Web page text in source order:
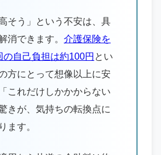
そう」という不安は、具
消できます。 介護保険を
自己負担は約100円 とい
方にとって想像以上に安
これだけしかかからない
きが、気持ちの転換点に
ます。